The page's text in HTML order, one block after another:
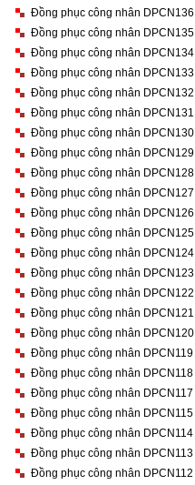
Đồng phục công nhân DPCN136
Đồng phục công nhân DPCN135
Đồng phục công nhân DPCN134
Đồng phục công nhân DPCN133
Đồng phục công nhân DPCN132
Đồng phục công nhân DPCN131
Đồng phục công nhân DPCN130
Đồng phục công nhân DPCN129
Đồng phục công nhân DPCN128
Đồng phục công nhân DPCN127
Đồng phục công nhân DPCN126
Đồng phục công nhân DPCN125
Đồng phục công nhân DPCN124
Đồng phục công nhân DPCN123
Đồng phục công nhân DPCN122
Đồng phục công nhân DPCN121
Đồng phục công nhân DPCN120
Đồng phục công nhân DPCN119
Đồng phục công nhân DPCN118
Đồng phục công nhân DPCN117
Đồng phục công nhân DPCN115
Đồng phục công nhân DPCN114
Đồng phục công nhân DPCN113
Đồng phục công nhân DPCN112